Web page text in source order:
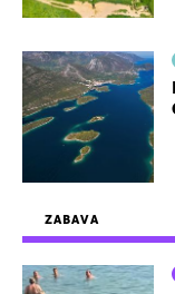
ZABAVA